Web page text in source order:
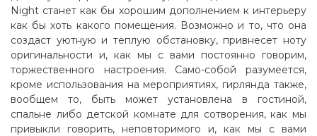
Night станет как бы хорошим дополнением к интерьеру
как бы хоть какого помещения. Возможно и то, что она
создаст уютную и теплую обстановку, привнесет ноту
оригинальности и, как мы с вами постоянно говорим,
торжественного настроения. Само-собой разумеется,
кроме использования на мероприятиях, гирлянда также,
вообщем то, быть может установлена в гостиной,
спальне либо детской комнате для сотворения, как мы
привыкли говорить, неповторимого и, как мы с вами